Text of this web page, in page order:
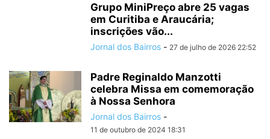
Grupo MiniPreço abre 25 vagas
em Curitiba e Araucária;
inscrições vão...
Jornal dos Bairros - 27 de julho de 2026 22:52
Padre Reginaldo Manzotti
celebra Missa em comemoração
à Nossa Senhora
Jornal dos Bairros -
11 de outubro de 2024 18:31